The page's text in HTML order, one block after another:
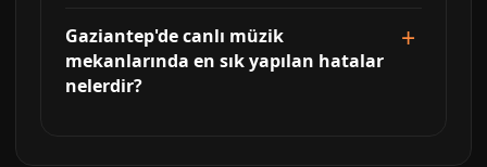
Gaziantep'de canlı müzik
mekanlarında en sık yapılan hatalar
nelerdir?